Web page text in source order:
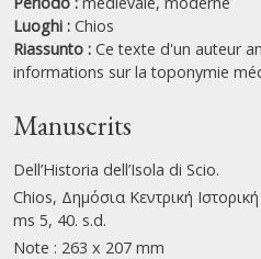
Luoghi : Chios
Riassunto : Ce texte d'un auteur
informations sur la toponymie
Manuscrits
Dell’Historia dell’Isola di Scio.
Chios, Δημόσια Κεντρική
ms 5, 40. s.d.
Note : 263 x 207 mm